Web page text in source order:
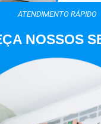
ATENDIMENTO RÁPIDO
NOSSOS